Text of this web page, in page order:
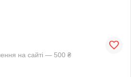
на сайті — 500 ₴